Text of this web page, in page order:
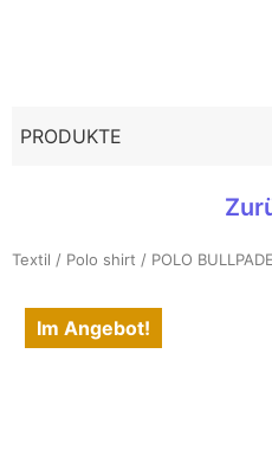
PRODUKTE
Textil / Polo shirt / POLO
Im Angebot!